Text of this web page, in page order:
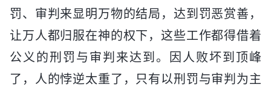
罚、审判来显明万物的结局，达到罚恶赏善，
让万人都归服在神的权下，这些工作都得借着
公义的刑罚与审判来达到。因人败坏到顶峰
了，人的悖逆太重了，只有以刑罚与审判为主